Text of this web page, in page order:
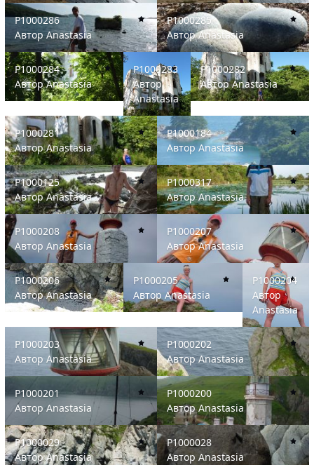
P1000286
P1000286
АвторAnastasia
P1000285
P1000285
АвторAnastasia
P1000284
P1000284
АвторAnastasia
P1000283
P1000283
Автор
Anastasia
P1000282
P1000282
АвторAnastasia
P1000281
P1000281
АвторAnastasia
P1000184
P1000184
АвторAnastasia
P1000125
P1000125
АвторAnastasia
P1000317
P1000317
АвторAnastasia
P1000208
P1000208
Автор Anastasia
P1000207
P1000207
АвторAnastasia
P1000206
P1000206
АвторAnastasia
P1000205
P1000205
АвторAnastasia
P1000204
P1000204
Автор
Anastasia
P1000203
Автор Anastasia
P1000202
P1000202
АвторAnastasia
P1000201
P1000201
АвторAnastasia
P1000200
P1000200
АвторAnastasia
P1000029
P1000029
АвторAnastasia
P1000028
P1000028
АвторAnastasia